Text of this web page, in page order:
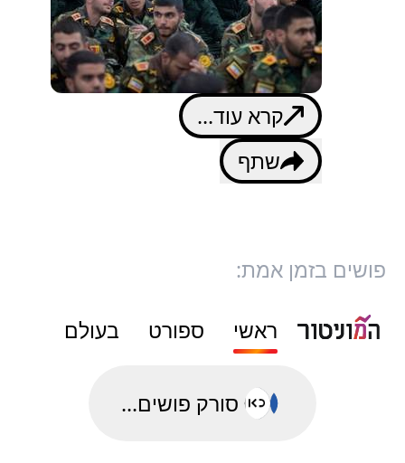
קרא עוד...
שתף
פושים בזמן אמת:
ראשי ספורט בעולם
סורק פושים...